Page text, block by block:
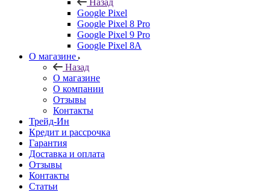
Назад
Google Pixel
Google Pixel 8 Pro
Google Pixel 9 Pro
Google Pixel 8A
О магазине
Назад
О магазине
О компании
Отзывы
Контакты
Трейд-Ин
Кредит и рассрочка
Гарантия
Доставка и оплата
Отзывы
Контакты
Статьи